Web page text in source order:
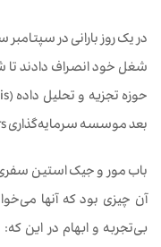
بعد موسسه سرمایه‌گذاری Lehman Brothers اعلام ورشکستگی کرد.
باب مور و جیک استین سفری
آن‌ چیزی بود که آنها
بی‌تجربه و ابهام در این